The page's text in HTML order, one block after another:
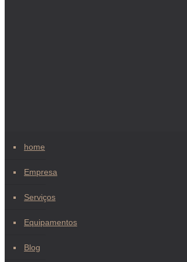
home
Empresa
Serviços
Equipamentos
Blog